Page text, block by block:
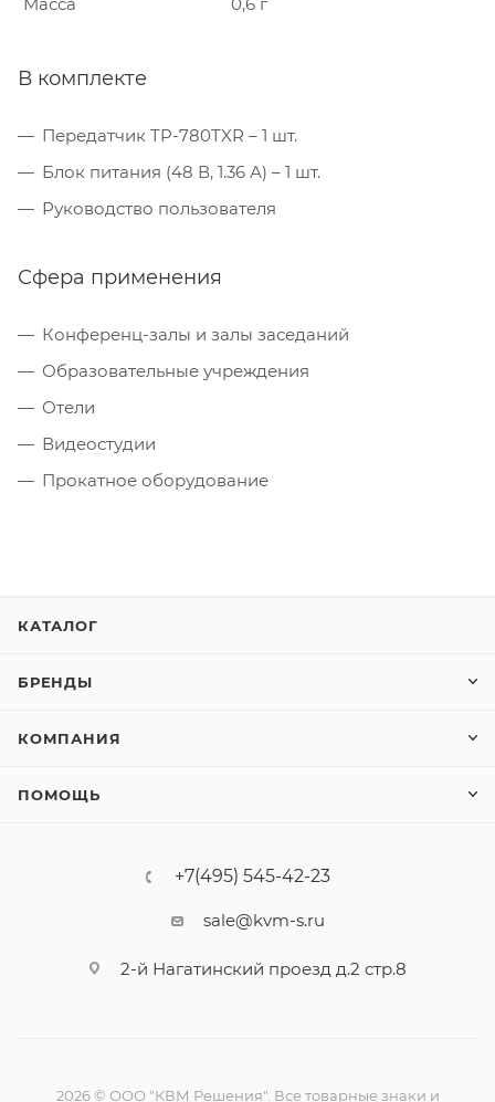
Масса 0,6 г
В комплекте
Передатчик TP-780TXR – 1 шт.
Блок питания (48 В, 1.36 А) – 1 шт.
Руководство пользователя
Сфера применения
Конференц-залы и залы заседаний
Образовательные учреждения
Отели
Видеостудии
Прокатное оборудование
КАТАЛОГ
БРЕНДЫ
КОМПАНИЯ
ПОМОЩЬ
+7(495) 545-42-23
sale@kvm-s.ru
2-й Нагатинский проезд д.2 стр.8
2026 © ООО "КВМ Решения". Все товарные знаки и